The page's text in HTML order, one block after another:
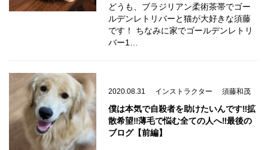
どうも、ブラジリアン柔術茶帯でゴー
ルデンレトリバーと猫が大好きな須藤
です！ ちなみに家でゴールデンレトリ
バー1…
2020.08.31 インストラクター 須藤和茂
僕は本気で自殺者を助けたいんです‼️拡
散希望‼️薄毛で悩む全ての人へ‼️最後の
ブログ【前編】